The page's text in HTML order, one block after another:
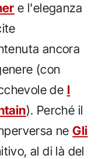
e l'eleganza
ancora
(con
de I
). Perché il
neGli
al di là del